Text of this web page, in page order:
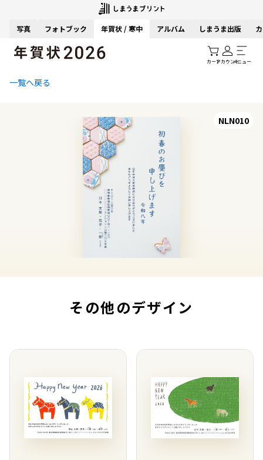
写真 フォトブック 年賀状 / 寒中 アルバム しまうま出版
カートアカウントメニュー
一覧へ戻る
NLN010
その他のデザイン